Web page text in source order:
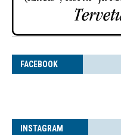
FACE­BOOK
INS­TA­GRAM